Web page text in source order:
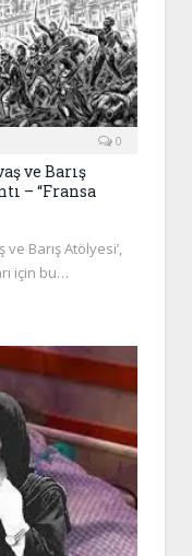
0
ve Barış
– “Fransa
Barış Atölyesi’,
için bu…